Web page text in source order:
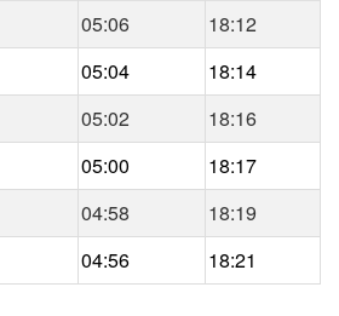
05:06
18:12
05:04
18:14
05:02
18:16
05:00
18:17
04:58
18:19
04:56 18:21